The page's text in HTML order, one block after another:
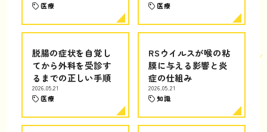
医療 医療
脱腸の症状を自覚し
てから外科を受診す
るまでの正しい手順
2026.05.21
医療
RSウイルスが喉の粘
膜に与える影響と炎
症の仕組み
2026.05.21
知識